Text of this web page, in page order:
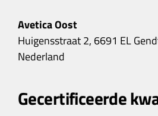
Avetica Oost
Huigensstraat 2, 6691 EL
Nederland
Gecertificeerde